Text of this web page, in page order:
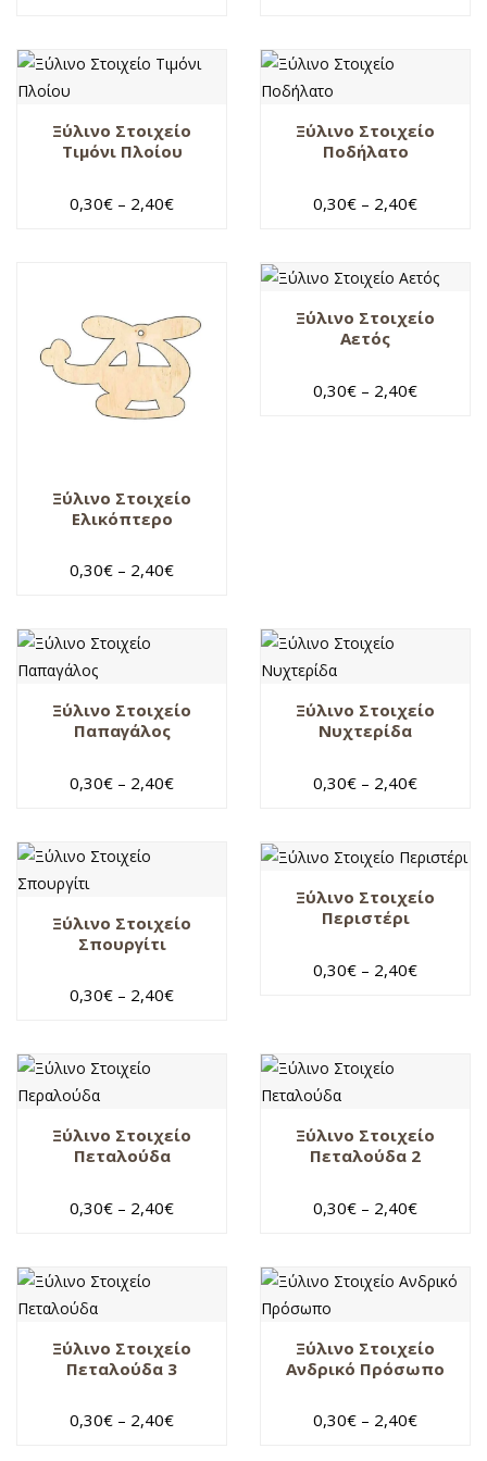
λιοντάρι
νύφη
ξύλινο
στοιχείο
Τίγρης
Ξύλινο Στοιχείο
Τιμόνι Πλοίου
0,30€ – 2,40€
Ξύλινο Στοιχείο
Ποδήλατο
0,30€ – 2,40€
Ξύλινο Στοιχείο
Ελικόπτερο
0,30€ – 2,40€
Ξύλινο Στοιχείο
Αετός
0,30€ – 2,40€
Ξύλινο Στοιχείο
Παπαγάλος
0,30€ – 2,40€
Ξύλινο Στοιχείο
Νυχτερίδα
0,30€ – 2,40€
Ξύλινο Στοιχείο
Σπουργίτι
0,30€ – 2,40€
Ξύλινο Στοιχείο
Περιστέρι
0,30€ – 2,40€
Ξύλινο Στοιχείο
Πεταλούδα
0,30€ – 2,40€
Ξύλινο Στοιχείο
Πεταλούδα 2
0,30€ – 2,40€
Ξύλινο Στοιχείο
Πεταλούδα 3
0,30€ – 2,40€
Ξύλινο Στοιχείο
Ανδρικό Πρόσωπο
0,30€ – 2,40€